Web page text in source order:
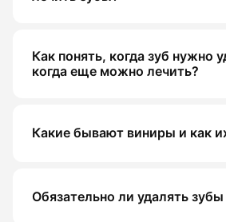
Как понять, когда зуб нужно
когда еще можно лечить?
Какие бывают виниры и как
Обязательно ли удалять